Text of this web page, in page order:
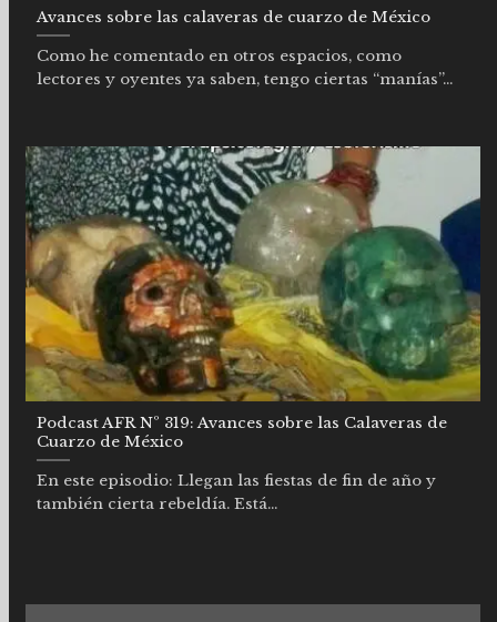
Avances sobre las calaveras de cuarzo de México
Como he comentado en otros espacios, como
lectores y oyentes ya saben, tengo ciertas “manías”...
Podcast AFR Nº 319: Avances sobre las Calaveras de
Cuarzo de México
En este episodio: Llegan las fiestas de fin de año y
también cierta rebeldía. Está...